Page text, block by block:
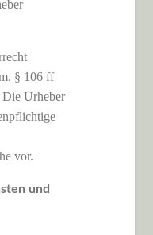
§ 106 ff
Die Urheber
vor.
und